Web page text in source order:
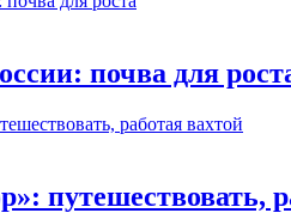
почва для
путешествовать,